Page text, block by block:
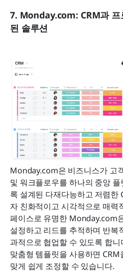
7. Monday.com: CRM과 프
된 솔루션
Monday.com은 비즈니스가 고
및 워크플로우를 하나의 중앙
록 설계된 다재다능하고 저렴한
자 친화적이고 시각적으로 매력
페이스로 유명한 Monday.com
설정하고 리드를 추적하며 반복
과적으로 협업할 수 있도록 합
맞춤형 템플릿을 사용하면
맞게 쉽게 조정할 수 있습니다.